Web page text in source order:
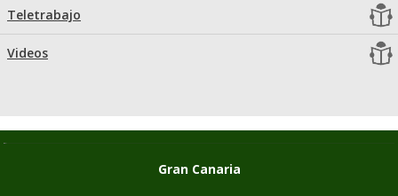
Teletrabajo
Videos
Gran Canaria